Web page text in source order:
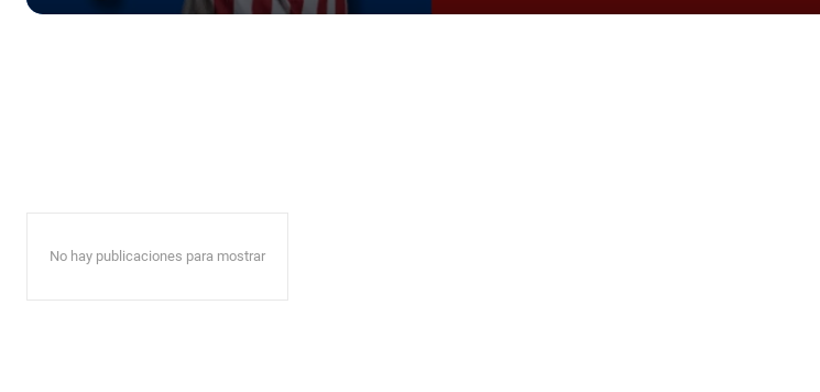
No hay publicaciones para mostrar